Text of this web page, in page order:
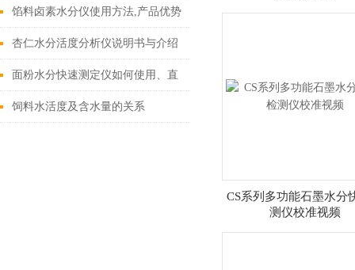
馅料卤素水分仪使用方法,产品优势
杏仁水分活度分析仪说明书与介绍
面粉水分快速测定仪如何使用、直
接干燥法测定面粉中的水分
饲料水活度及含水量的关系
CS系列多功能石墨水分
测仪校准视频